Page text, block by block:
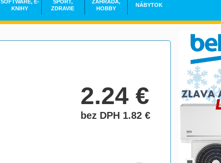
2.24€
bez DPH 1.82€
SOFTWARE, E-
KNIHY
ŠPORT,
ZDRAVIE
ZÁHRADA,
HOBBY
NÁBYTOK